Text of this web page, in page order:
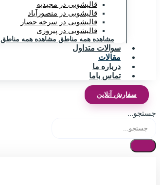
قالیشویی در مجیدیه
قالیشویی در منصورآباد
قالیشویی در سرخه حصار
قالیشویی در پیروزی
مشاهده همه مناطق مشاهده همه مناطق
سوالات متداول
مقالات
درباره ما
تماس باما
سفارش آنلاین
جستجو...